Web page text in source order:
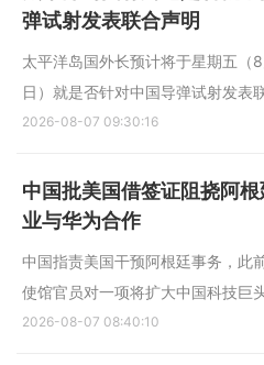
发布这项总统公告，旨在保护美国国
弹试射发表联合声明
太平洋岛国外长预计将于星期五（
日）就是否针对中国导弹试射发表
明展开辩论。新西兰正积极推动各方
识的达成。 综合路透社和法新社报
西兰外长彼得斯（Winston Peters）
2026-08-07 09:30:16
中国批美国借签证阻挠阿
业与华为合作
中国指责美国干预阿根廷事务，此
使馆官员对一项将扩大中国科技巨
业务版图的合约表示反对。 据彭博
2026-08-07 08:40:10